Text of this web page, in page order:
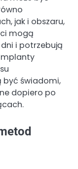
jak i obszaru,
mogą
i potrzebują
być świadomi,
dopiero po